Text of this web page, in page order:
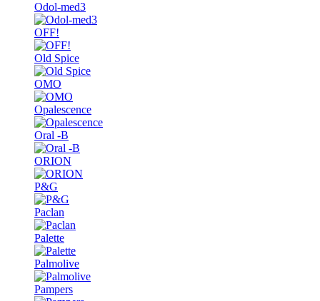
Odol-med3
OFF!
Old Spice
OMO
Opalescence
Oral -B
ORION
P&G
Paclan
Palette
Palmolive
Pampers